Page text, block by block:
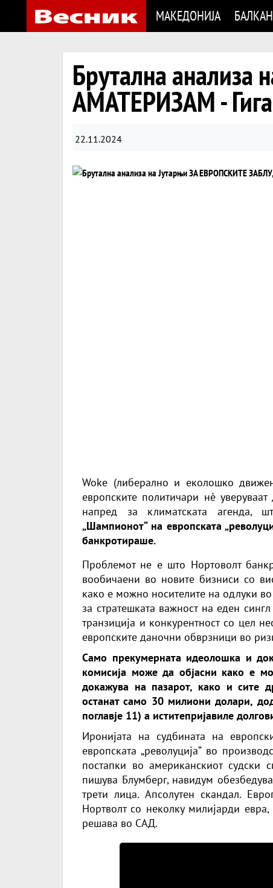
МАКЕДОНИЈА БАЛКАН
Брутална
АМАТЕРИЗАМ -
22.11.2024
Woke (либерално и еколошко
европските политичари нè
напред за климатската агенда,
„Шампионот“ на европската
банкротираше.
Проблемот не е што Нортоволт
вообичаени во новите бизниси со
како е можно носителите на одлуки
за стратешката важност на еден
транзиција и конкурентност со цел
европските даночни обврзници во
Само прекумерната идеолошка и
комисија може да објасни како е
докажува на пазарот, како и сите
останат само 30 милиони долари,
поглавје 11) а иститепријавиле
Иронијата на судбината на
европската „револуција“ во
постапки во американскиот судски
пишува Блумберг, навидум
трети лица. Апсолутен скандал.
Нортволт со неколку милијарди
решава во САД.